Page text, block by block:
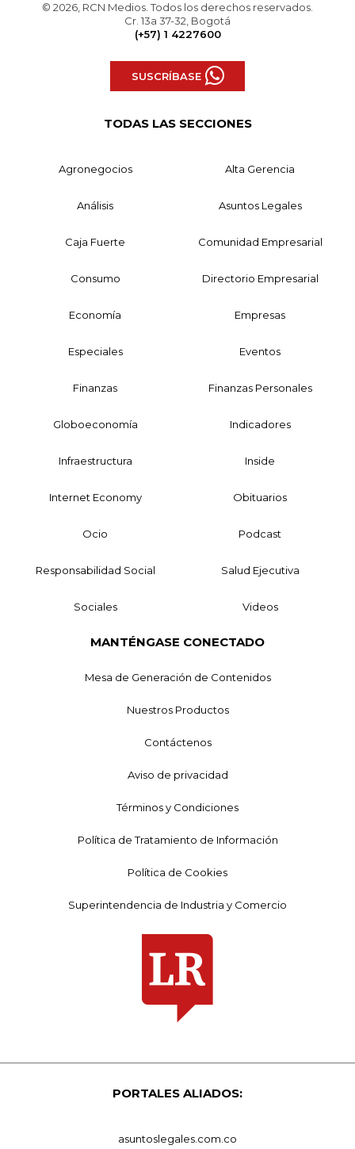
© 2026, RCN Medios. Todos los derechos reservados.
Cr. 13a 37-32, Bogotá
(+57) 1 4227600
SUSCRÍBASE
TODAS LAS SECCIONES
Agronegocios Alta Gerencia
Análisis Asuntos Legales
Caja Fuerte Comunidad Empresarial
Consumo Directorio Empresarial
Economía Empresas
Especiales Eventos
Finanzas Finanzas Personales
Globoeconomía Indicadores
Infraestructura Inside
Internet Economy Obituarios
Ocio Podcast
Responsabilidad Social Salud Ejecutiva
Sociales Videos
MANTÉNGASE CONECTADO
Mesa de Generación de Contenidos
Nuestros Productos
Contáctenos
Aviso de privacidad
Términos y Condiciones
Política de Tratamiento de Información
Política de Cookies
Superintendencia de Industria y Comercio
PORTALES ALIADOS:
asuntoslegales.com.co